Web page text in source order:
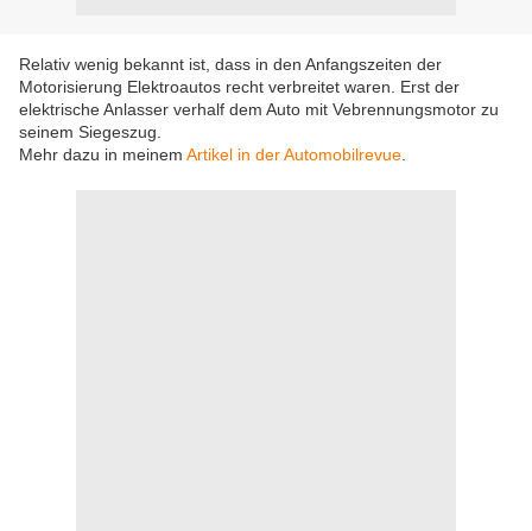
Relativ wenig bekannt ist, dass in den Anfangszeiten der
Motorisierung Elektroautos recht verbreitet waren. Erst der
elektrische Anlasser verhalf dem Auto mit Vebrennungsmotor zu
seinem Siegeszug.
Mehr dazu in meinem Artikel in der Automobilrevue